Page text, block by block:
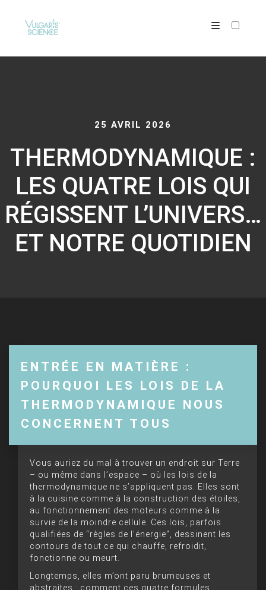
25 AVRIL 2026
THERMODYNAMIQUE :
LES QUATRE LOIS QUI
RÉGISSENT L’UNIVERS…
ET NOTRE QUOTIDIEN
ENTRÉE EN MATIÈRE :
POURQUOI LES LOIS DE LA
THERMODYNAMIQUE NOUS
CONCERNENT TOUS
Vous auriez du mal à trouver un endroit sur Terre
– ou même dans l’espace – où les lois de la
thermodynamique ne s’appliquent pas. Elles sont
à la cuisine comme à la construction des étoiles,
au fonctionnement des moteurs comme à la
survie de la moindre cellule. Ces lois, parfois
qualifiées de “règles de l’énergie”, dessinent les
contours de tout ce qui chauffe, refroidit,
fonctionne ou meurt.
Longtemps, elles m’ont paru brumeuses et
abstraites : comment ces quatre formules